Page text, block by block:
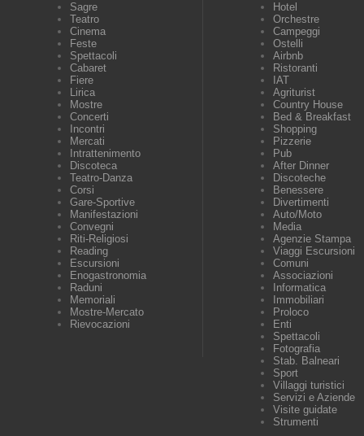
Sagre
Teatro
Cinema
Feste
Spettacoli
Cabaret
Fiere
Lirica
Mostre
Concerti
Incontri
Mercati
Intrattenimento
Discoteca
Teatro-Danza
Corsi
Gare-Sportive
Manifestazioni
Convegni
Riti-Religiosi
Reading
Escursioni
Enogastronomia
Raduni
Memoriali
Mostre-Mercato
Rievocazioni
Hotel
Orchestre
Campeggi
Ostelli
Airbnb
Ristoranti
IAT
Agriturist
Country House
Bed & Breakfast
Shopping
Pizzerie
Pub
After Dinner
Discoteche
Benessere
Divertimenti
Auto/Moto
Media
Agenzie Stampa
Viaggi Escursioni
Comuni
Associazioni
Informatica
Immobiliari
Proloco
Enti
Spettacoli
Fotografia
Stab. Balneari
Sport
Villaggi turistici
Servizi e Aziende
Visite guidate
Strumenti